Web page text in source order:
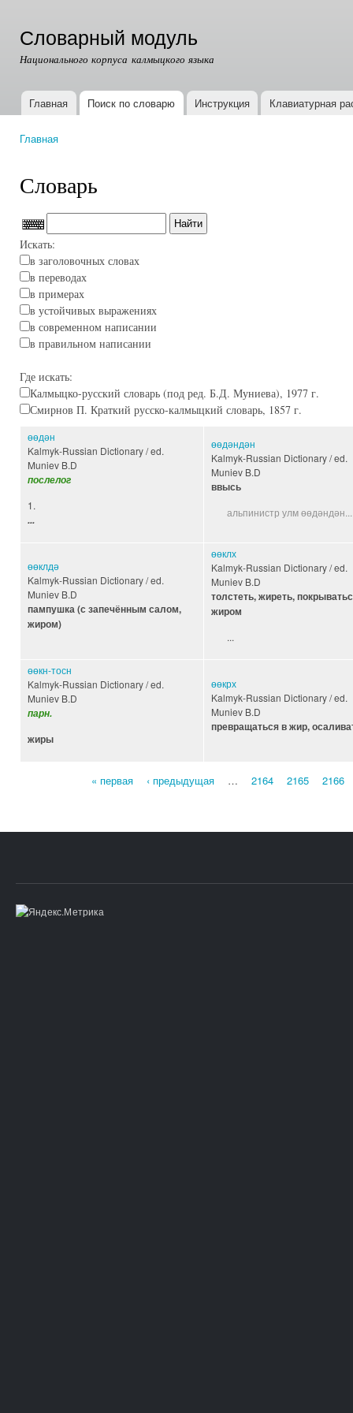
Словарный модуль
Национального корпуса калмыцкого языка
Главное меню
Главная Поиск по словарю Инструкция Клавиатурная
Главная
Словарь
Искать:
в заголовочных словах
в переводах
в примерах
в устойчивых выражениях
в современном написании
в правильном написании
Где искать:
Калмыцко-русский словарь (под ред. Б.Д. Муниева), 1977 г.
Смирнов П. Краткий русско-калмыцкий словарь, 1857 г.
өөдән
Kalmyk-Russian Dictionary / ed.
Muniev B.D
послелог
1.
...
өөдәндән
Kalmyk-Russian Dictionary / ed.
Muniev B.D
ввысь
альпинистр улм өөдәндән...
өөклдә
Kalmyk-Russian Dictionary / ed.
Muniev B.D
пампушка (с запечённым салом,
жиром)
өөклх
Kalmyk-Russian Dictionary / ed.
Muniev B.D
толстеть, жиреть,
жиром
...
өөкн-тосн
Kalmyk-Russian Dictionary / ed.
Muniev B.D
парн.
жиры
өөкрх
Kalmyk-Russian Dictionary / ed.
Muniev B.D
превращаться в жир,
« первая ‹ предыдущая … 2164 2165 2166